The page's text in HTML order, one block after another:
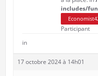
includes/
Participant
in
17 octobre 2024 à 14h01